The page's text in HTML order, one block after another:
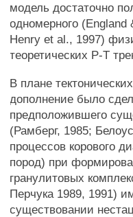
модель достаточно
одномерного
Henry et al., 1997)
теоретических Р-Т
В плане
дополнение было
предположившего
(Рамберг, 1985;
процессов корового
пород) при
гранулитовых
Перчука 1989, 1991)
существовании